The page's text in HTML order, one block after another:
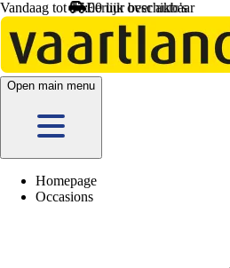
Vandaag tot 17:00 uur beschikbaar
Open main menu
Homepage
Occasions